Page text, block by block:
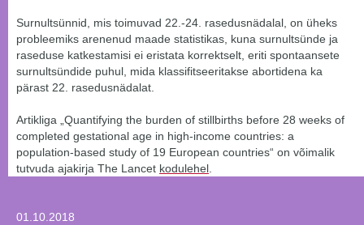
01.10.2018
Surnultsünnid, mis toimuvad 22.-24. rasedusnädalal, on üheks
probleemiks arenenud maade statistikas, kuna surnultsünde ja
raseduse katkestamisi ei eristata korrektselt, eriti spontaansete
surnultsündide puhul, mida klassifitseeritakse abortidena ka
pärast 22. rasedusnädalat.
Artikliga „Quantifying the burden of stillbirths before 28 weeks of
completed gestational age in high-income countries: a
population-based study of 19 European countries“ on võimalik
tutvuda ajakirja The Lancet kodulehel.